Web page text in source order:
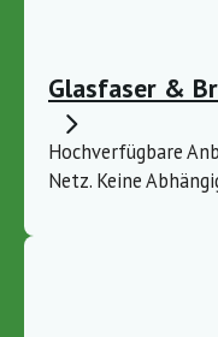
Glasfaser &
Hochverfügbare
Netz. Keine